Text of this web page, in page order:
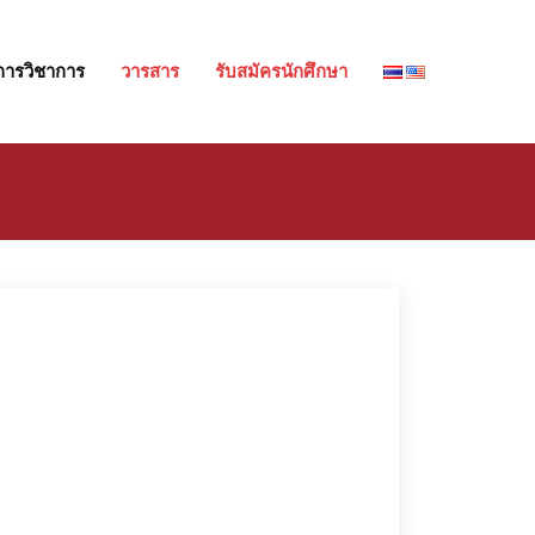
รวิชาการ วารสาร รับสมัครนักศึกษา